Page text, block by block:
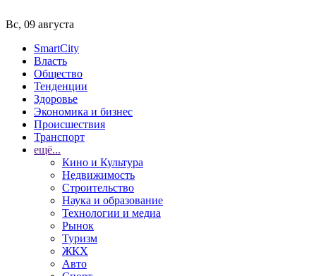
Вс, 09 августа
SmartCity
Власть
Общество
Тенденции
Здоровье
Экономика и бизнес
Происшествия
Транспорт
ещё...
Кино и Культура
Недвижимость
Строительство
Наука и образование
Технологии и медиа
Рынок
Туризм
ЖКХ
Авто